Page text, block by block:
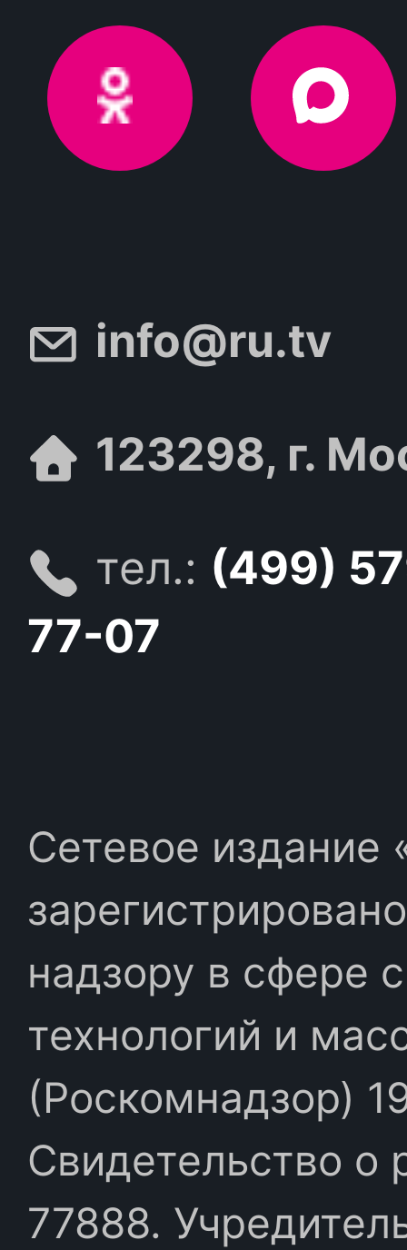
info@ru.tv
123298, г.
тел.: (499)
77-07
Сетевое издание
надзору в сфере
технологий и
(Роскомнадзор)
Свидетельство
77888.